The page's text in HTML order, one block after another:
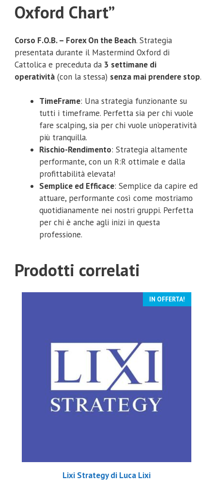
Oxford Chart”
Corso F.O.B. – Forex On the Beach. Strategia
presentata durante il Mastermind Oxford di
Cattolica e preceduta da 3 settimane di
operatività (con la stessa) senza mai prendere stop.
TimeFrame: Una strategia funzionante su
tutti i timeframe. Perfetta sia per chi vuole
fare scalping, sia per chi vuole un’operatività
più tranquilla.
Rischio-Rendimento: Strategia altamente
performante, con un R:R ottimale e dalla
profittabilità elevata!
Semplice ed Efficace: Semplice da capire ed
attuare, performante così come mostriamo
quotidianamente nei nostri gruppi. Perfetta
per chi è anche agli inizi in questa
professione.
Prodotti correlati
IN OFFERTA!
Lixi Strategy di Luca Lixi